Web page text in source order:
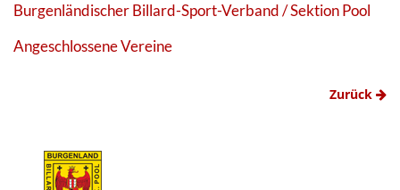
Burgenländischer Billard-Sport-Verband / Sektion Pool
Angeschlossene Vereine
Zurück